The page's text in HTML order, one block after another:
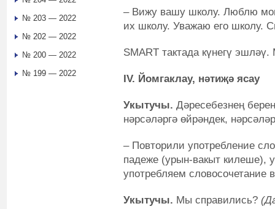
– Вижу вашу школу. Люблю
их школу. Уважаю его школу.
SMART тактада күнегү
IV. Йомгаклау, нәтиҗә ясау
Укытучы. Дәресебезнең
нәрсәләргә өйрәндек,
– Повторили употребление
падеже (урын-вакыт килеше),
употребляем словосочетание
Укытучы. Мы справились?
№ 203 — 2022
№ 202 — 2022
№ 200 — 2022
№ 199 — 2022